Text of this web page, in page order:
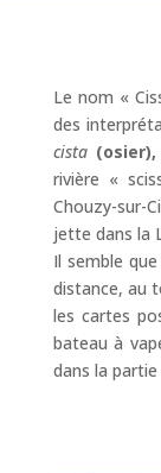
Le nom «
des
cista (osier),
rivière «
Chouzy-sur-
jette dans la
Il semble
distance, au
les cartes
bateau à
dans la